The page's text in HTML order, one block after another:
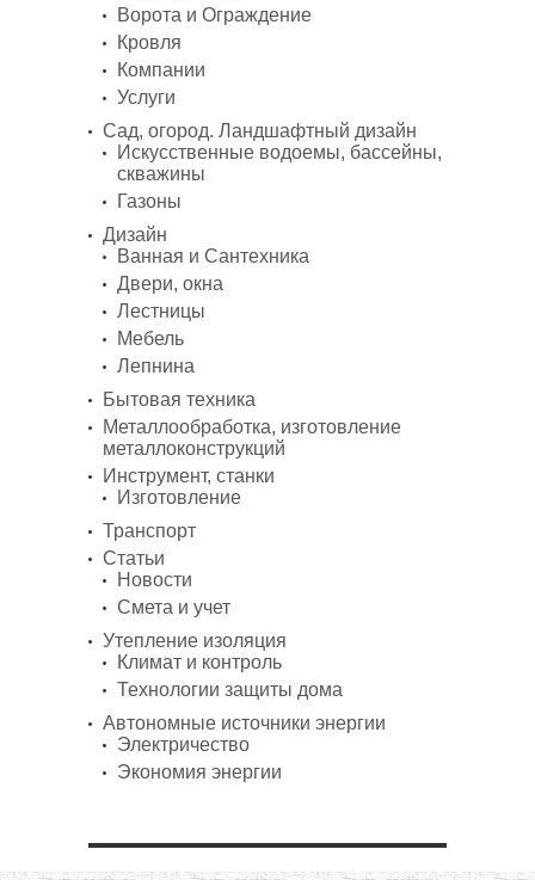
Ворота и Ограждение
Кровля
Компании
Услуги
Сад, огород. Ландшафтный дизайн
Искусственные водоемы, бассейны,
скважины
Газоны
Дизайн
Ванная и Сантехника
Двери, окна
Лестницы
Мебель
Лепнина
Бытовая техника
Металлообработка, изготовление
металлоконструкций
Инструмент, станки
Изготовление
Транспорт
Статьи
Новости
Смета и учет
Утепление изоляция
Климат и контроль
Технологии защиты дома
Автономные источники энергии
Электричество
Экономия энергии